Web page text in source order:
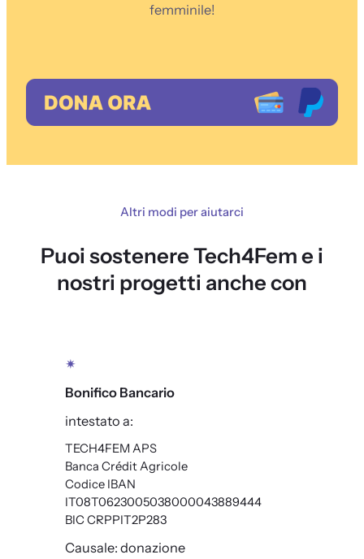
femminile!
Altri modi per aiutarci
Puoi sostenere Tech4Fem e i
nostri progetti anche con
✴
Bonifico Bancario
intestato a:
TECH4FEM APS
Banca Crédit Agricole
Codice IBAN
IT08T0623005038000043889444
BIC CRPPIT2P283
Causale: donazione